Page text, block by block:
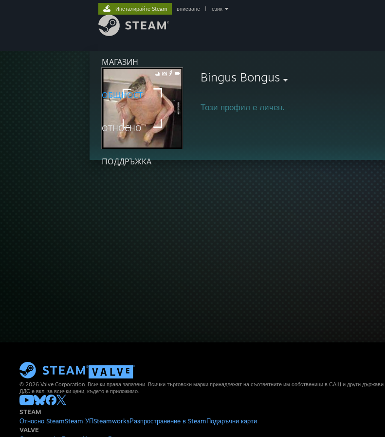
МАГАЗИН
ОБЩНОСТ
ОТНОСНО
ПОДДРЪЖКА
Инсталирайте Steam вписване език
Bingus Bongus
Този профил е личен.
© 2026 Valve Corporation. Всички права запазени. Всички търговски марки принадлежат на съответните им собственици в САЩ и други държави.
ДДС е вкл. за всички цени, където е приложимо.
STEAM
Относно SteamSteam УПSteamworksРазпространение в SteamПодаръчни карти
VALVE